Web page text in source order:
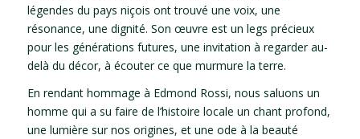
légendes du pays niçois ont trouvé une voix, une
résonance, une dignité. Son œuvre est un legs précieux
pour les générations futures, une invitation à regarder au-
delà du décor, à écouter ce que murmure la terre.
En rendant hommage à Edmond Rossi, nous saluons un
homme qui a su faire de l’histoire locale un chant profond,
une lumière sur nos origines, et une ode à la beauté